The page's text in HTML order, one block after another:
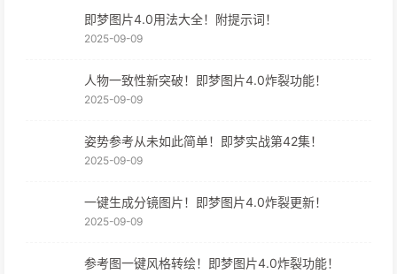
即梦图片4.0用法大全！附提示词！
2025-09-09
人物一致性新突破！即梦图片4.0炸裂功能！
2025-09-09
姿势参考从未如此简单！即梦实战第42集！
2025-09-09
一键生成分镜图片！即梦图片4.0炸裂更新！
2025-09-09
参考图一键风格转绘！即梦图片4.0炸裂功能！